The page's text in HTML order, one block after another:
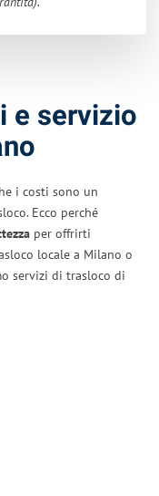
e servizio
i costi sono un
Ecco perché
per offrirti
locale a Milano o
servizi di trasloco di